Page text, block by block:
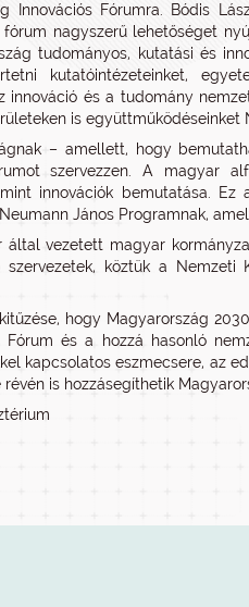
Innovációs Fórumra. Bódis
nagyszerű lehetőséget
tudományos, kutatási és
kutatóintézeteinket,
innováció és a tudomány
is
– amellett, hogy
szervezzen. A magyar
innovációk bemutatása.
János Programnak,
vezetett magyar
köztük a
hogy Magyarország
Fórum és a hozzá hasonló
kapcsolatos eszmecsere, az
is hozzásegíthetik